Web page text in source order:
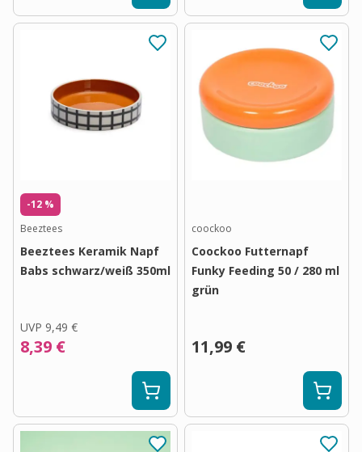
-12 %
Beeztees
Beeztees Keramik Napf
Babs schwarz/weiß 350ml
UVP 9,49 €
8,39 €
coockoo
Coockoo Futternapf
Funky Feeding 50 / 280 ml
grün
11,99 €